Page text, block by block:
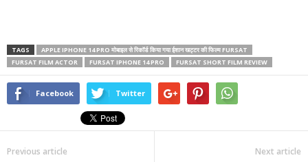
TAGS
APPLE IPHONE 14 PRO मोबाइल से रिकॉर्ड किया गया ईशान खट्टर की फिल्म FURSAT
FURSAT FILM ACTOR
FURSAT IPHONE 14 PRO FURSAT SHORT FILM REVIEW
Facebook Twitter
Previous article Next article